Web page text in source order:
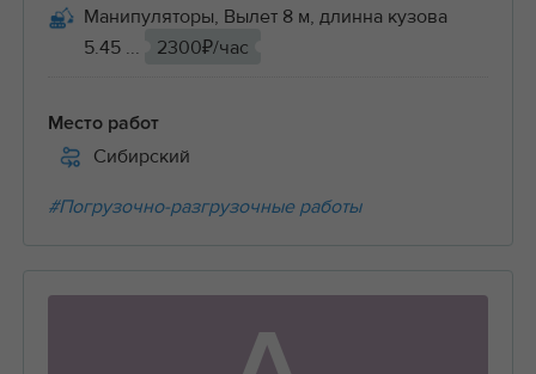
Манипуляторы, Вылет 8 м, длинна кузова
5.45 ...
2300₽/час
Место работ
Сибирский
#Погрузочно-разгрузочные работы